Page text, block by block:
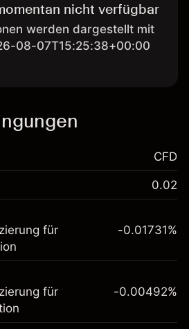
nicht verfügbar
werden dargestellt mit
08-07T15:25:38+00:00
steht für das CFD-
über:
CFD
0.02
für
-0.01731%
für
-0.00492%